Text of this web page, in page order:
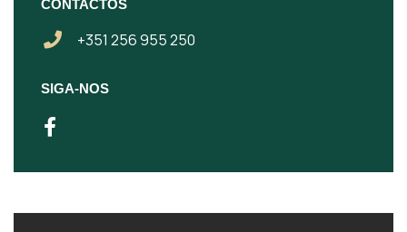
CONTACTOS
+351 256 955 250
SIGA-NOS